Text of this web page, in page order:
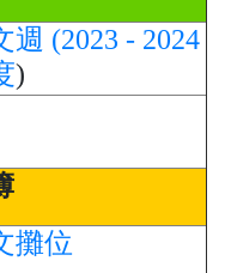
週 (2023 - 2024
)
攤位